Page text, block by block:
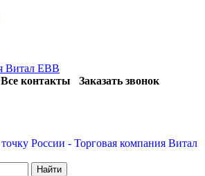
Все контакты
Заказать звонок